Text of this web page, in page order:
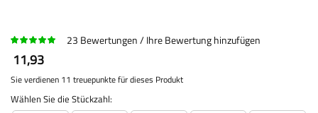
23 Bewertungen Ihre Bewertung hinzufügen
11,93
Sie verdienen 11 treuepunkte für dieses Produkt
Wählen Sie die Stückzahl: